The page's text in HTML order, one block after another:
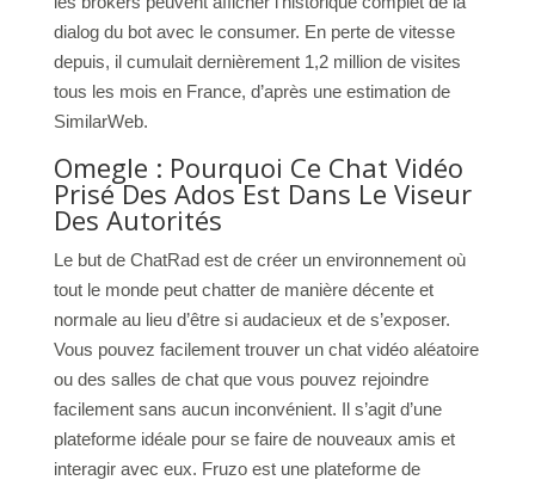
dialog du bot avec le consumer. En perte de vitesse
depuis, il cumulait dernièrement 1,2 million de visites
tous les mois en France, d’après une estimation de
SimilarWeb.
Omegle : Pourquoi Ce Chat Vidéo
Prisé Des Ados Est Dans Le Viseur
Des Autorités
Le but de ChatRad est de créer un environnement où
tout le monde peut chatter de manière décente et
normale au lieu d’être si audacieux et de s’exposer.
Vous pouvez facilement trouver un chat vidéo aléatoire
ou des salles de chat que vous pouvez rejoindre
facilement sans aucun inconvénient. Il s’agit d’une
plateforme idéale pour se faire de nouveaux amis et
interagir avec eux. Fruzo est une plateforme de